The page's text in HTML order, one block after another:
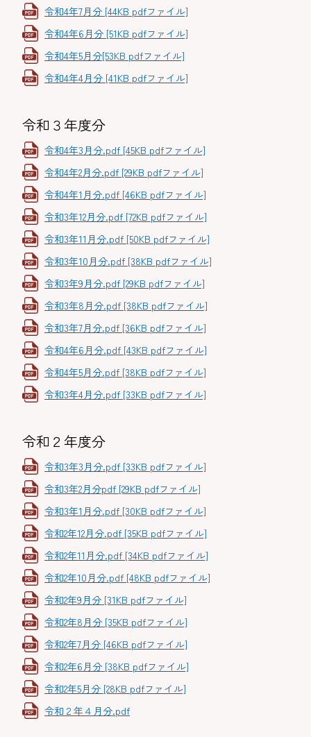
令和4年7月分 [44KB pdfファイル]
令和4年6月分 [51KB pdfファイル]
令和4年5月分[53KB pdfファイル]
令和4年4月分 [41KB pdfファイル]
令和３年度分
令和4年3月分.pdf [45KB pdfファイル]
令和4年2月分.pdf [29KB pdfファイル]
令和4年1月分.pdf [46KB pdfファイル]
令和3年12月分.pdf [72KB pdfファイル]
令和3年11月分.pdf [50KB pdfファイル]
令和3年10月分.pdf [38KB pdfファイル]
令和3年9月分.pdf [29KB pdfファイル]
令和3年8月分.pdf [38KB pdfファイル]
令和3年7月分.pdf [36KB pdfファイル]
令和4年6月分.pdf [43KB pdfファイル]
令和4年5月分.pdf [38KB pdfファイル]
令和3年4月分.pdf [33KB pdfファイル]
令和２年度分
令和3年3月分.pdf [33KB pdfファイル]
令和3年2月分pdf [29KB pdfファイル]
令和3年1月分.pdf [30KB pdfファイル]
令和2年12月分.pdf [35KB pdfファイル]
令和2年11月分.pdf [34KB pdfファイル]
令和2年10月分.pdf [48KB pdfファイル]
令和2年9月分 [31KB pdfファイル]
令和2年8月分 [35KB pdfファイル]
令和2年7月分 [46KB pdfファイル]
令和2年6月分 [38KB pdfファイル]
令和2年5月分 [28KB pdfファイル]
令和２年４月分.pdf